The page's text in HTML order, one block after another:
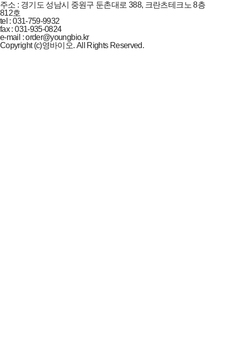
주소 : 경기도 성남시 중원구 둔촌대로 388, 크란츠테크노 8층
812호
tel : 031-759-9932
fax : 031-935-0824
e-mail : order@youngbio.kr
Copyright (c)영바이오. All Rights Reserved.